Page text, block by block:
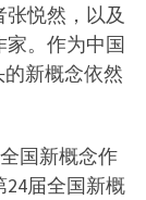
悦然，以及
家。作为中国
新概念依然
国新概念作
届全国新概